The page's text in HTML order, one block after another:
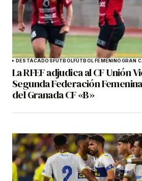
DESTACADOSFÚTBOLFÚTBOL FEMENINOGRAN
La RFEF adjudica al CF Unión
Segunda Federación
del Granada CF «B»